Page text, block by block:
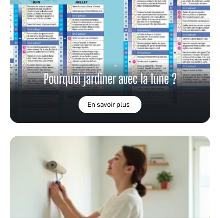
Pourquoi jardiner avec la lune ?
En savoir plus